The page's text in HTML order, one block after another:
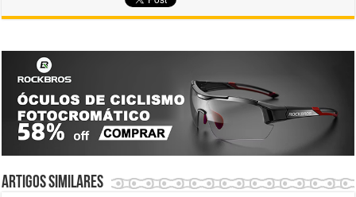
Artigos similares